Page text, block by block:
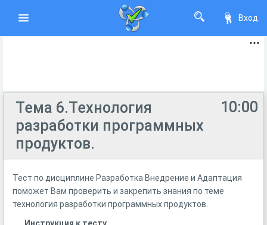
Вход
10:00
Тема 6.Технология
разработки программных
продуктов.
Тест по дисциплине Разработка Внедрение и Адаптация
поможет Вам проверить и закрепить знания по теме
технология разработки программных продуктов.